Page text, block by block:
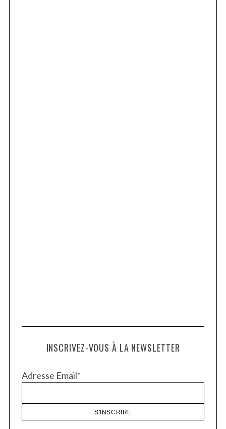
INSCRIVEZ-VOUS À LA NEWSLETTER
Adresse Email*